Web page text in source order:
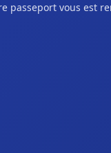
passeport vous est